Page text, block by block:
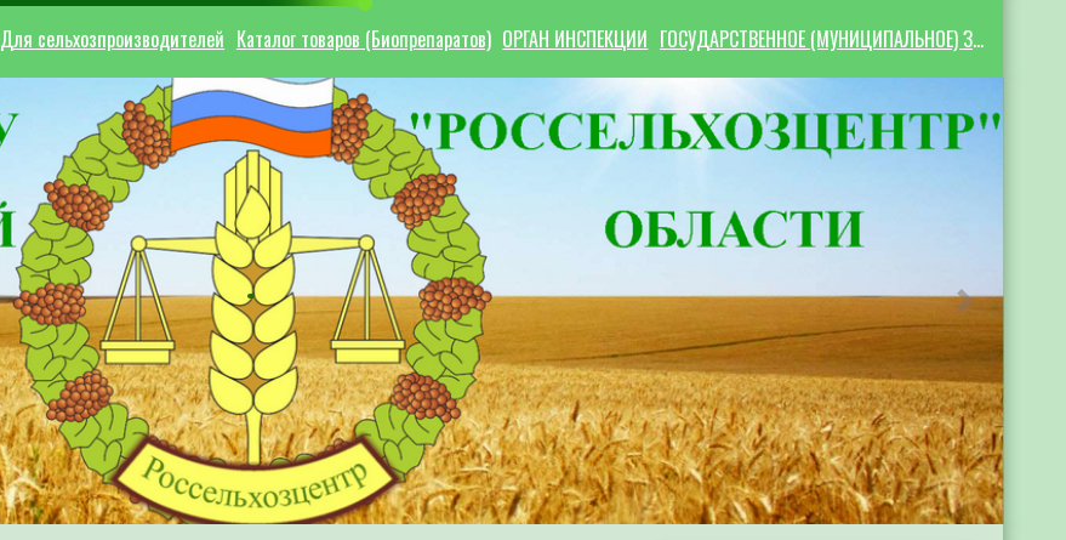
Для сельхозпроизводителей Каталог товаров (Биопрепаратов) ОРГАН ИНСПЕКЦИИ ГОСУДАРСТВЕННОЕ (МУНИЦИПАЛЬНОЕ) ЗАДАНИЕ
Следующий